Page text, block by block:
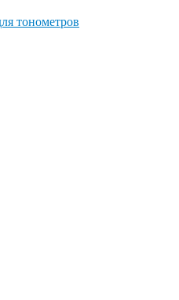
тонометров